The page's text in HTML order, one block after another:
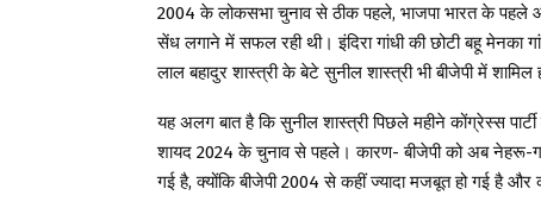
2004 के लोकसभा चुनाव से ठीक पहले, भाजपा भारत के पहले
सेंध लगाने में सफल रही थी। इंदिरा गांधी की छोटी बहू
लाल बहादुर शास्त्री के बेटे सुनील शास्त्री भी बीजेपी में शामिल
यह अलग बात है कि सुनील शास्त्री पिछले महीने कोंग्रेस्स
शायद 2024 के चुनाव से पहले। कारण- बीजेपी को अब नेहरू-
गई है, क्योंकि बीजेपी 2004 से कहीं ज्यादा मजबूत हो गई है और